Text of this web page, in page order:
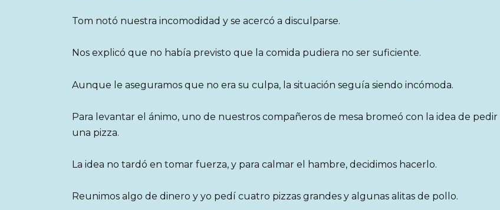
Tom notó nuestra incomodidad y se acercó a disculparse.
Nos explicó que no había previsto que la comida pudiera no ser suficiente.
Aunque le aseguramos que no era su culpa, la situación seguía siendo incómoda.
Para levantar el ánimo, uno de nuestros compañeros de mesa bromeó con la idea de pedir
una pizza.
La idea no tardó en tomar fuerza, y para calmar el hambre, decidimos hacerlo.
Reunimos algo de dinero y yo pedí cuatro pizzas grandes y algunas alitas de pollo.